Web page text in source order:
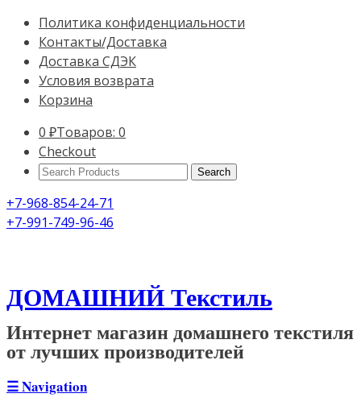
Политика конфиденциальности
Контакты/Доставка
Доставка СДЭК
Условия возврата
Корзина
0 ₽Товаров: 0
Checkout
Search
+7-968-854-24-71
+7-991-749-96-46
ДОМАШНИЙ Текстиль
Интернет магазин домашнего текстиля
от лучших производителей
☰Navigation